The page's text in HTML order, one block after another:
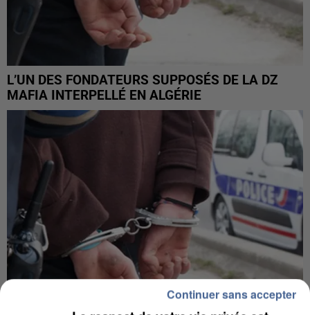
L’UN DES FONDATEURS SUPPOSÉS DE LA DZ
MAFIA INTERPELLÉ EN ALGÉRIE
Continuer sans accepter